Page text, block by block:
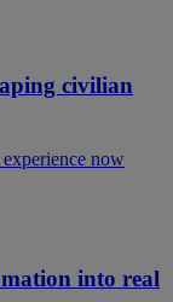
civilian
now
into real